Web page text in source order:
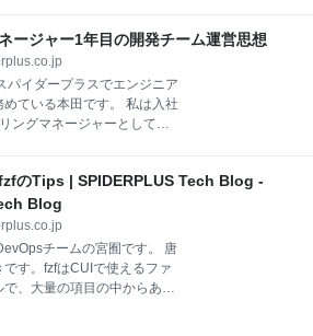
「結果整合性」という選択肢
方法について整理したいと
向いているかもしれませ
環境はロマンですが、ただ
うよりは、機能性や使い勝
ズした結果、見た目がかっこ
です。 この記事には、筆者
でいただければ幸いです。
ミナル環境は Alacritty +
上げたり、設定をアップデ
年以上この構成で使っ
ージャー1年目の開発チーム運営思想
パイダープラスでエンジニア
ている本田です。 私は入社
ングマネージャーとしては1
の、マネージャーとして明
は弊社が初めてでした。 マ
ジした理由は、エンジニア
もっと良くなる」というア
でなら実現できると確信し
書くことにした動機は、長い
て仕事をしていることが挙
のTips | SPIDERPLUS Tech Blog -
Blog
チームの宮囿です。 唐
す。fzfはCUIで使えるファ
、大量の項目の中からあい
選択することができます。
はCLI上の作業が多いので、